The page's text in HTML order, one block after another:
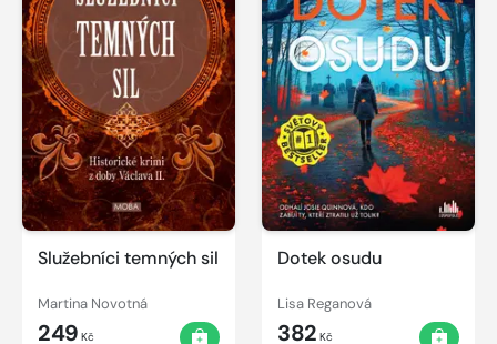
Služebníci temných sil
Martina Novotná
249 Kč
Dotek osudu
Lisa Reganová
382 Kč